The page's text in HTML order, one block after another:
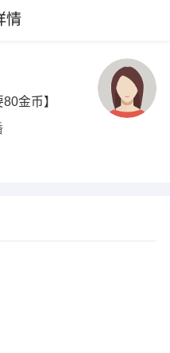
情
80金币】